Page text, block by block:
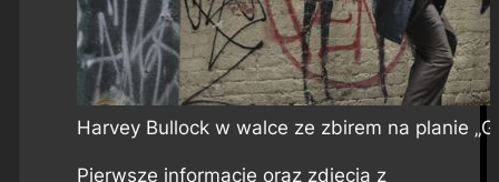
Harvey Bullock w walce ze zbirem na planie
Pierwsze informacje oraz zdjęcia z